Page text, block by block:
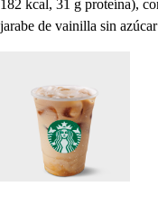
182 kcal, 31 g proteína),
jarabe de vainilla sin